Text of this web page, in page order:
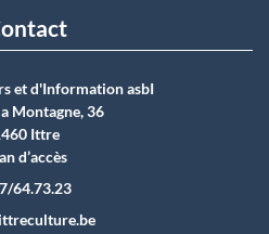
et d'Information asbI
Montagne, 36
Ittre
d’accès
64.73.23